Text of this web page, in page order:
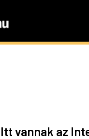
Itt vannak az